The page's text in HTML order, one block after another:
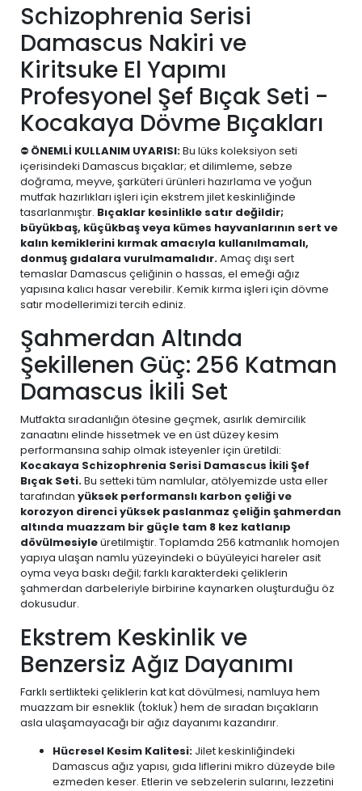
Schizophrenia Serisi
Damascus Nakiri ve
Kiritsuke El Yapımı
Profesyonel Şef Bıçak Seti -
Kocakaya Dövme Bıçakları
⛔ ÖNEMLİ KULLANIM UYARISI:Bu lüks koleksiyon seti
içerisindeki Damascus bıçaklar; et dilimleme, sebze
doğrama, meyve, şarküteri ürünleri hazırlama ve yoğun
mutfak hazırlıkları işleri için ekstrem jilet keskinliğinde
tasarlanmıştır. Bıçaklar kesinlikle satır değildir;
büyükbaş, küçükbaş veya kümes hayvanlarının sert ve
kalın kemiklerini kırmak amacıyla kullanılmamalı,
donmuş gıdalara vurulmamalıdır.Amaç dışı sert
temaslar Damascus çeliğinin o hassas, el emeği ağız
yapısına kalıcı hasar verebilir. Kemik kırma işleri için dövme
satır modellerimizi tercih ediniz.
Şahmerdan Altında
Şekillenen Güç: 256 Katman
Damascus İkili Set
Mutfakta sıradanlığın ötesine geçmek, asırlık demircilik
zanaatını elinde hissetmek ve en üst düzey kesim
performansına sahip olmak isteyenler için üretildi:
Kocakaya Schizophrenia Serisi Damascus İkili Şef
Bıçak Seti.Bu setteki tüm namlular, atölyemizde usta eller
tarafından yüksek performanslı karbon çeliği ve
korozyon direnci yüksek paslanmaz çeliğin şahmerdan
altında muazzam bir güçle tam 8 kez katlanıp
dövülmesiyleüretilmiştir. Toplamda 256 katmanlık homojen
yapıya ulaşan namlu yüzeyindeki o büyüleyici hareler asit
oyma veya baskı değil; farklı karakterdeki çeliklerin
şahmerdan darbeleriyle birbirine kaynarken oluşturduğu öz
dokusudur.
Ekstrem Keskinlik ve
Benzersiz Ağız Dayanımı
Farklı sertlikteki çeliklerin kat kat dövülmesi, namluya hem
muazzam bir esneklik (tokluk) hem de sıradan bıçakların
asla ulaşamayacağı bir ağız dayanımı kazandırır.
Hücresel Kesim Kalitesi: Jilet keskinliğindeki
Damascus ağız yapısı, gıda liflerini mikro düzeyde bile
ezmeden keser. Etlerin ve sebzelerin sularını, lezzetini